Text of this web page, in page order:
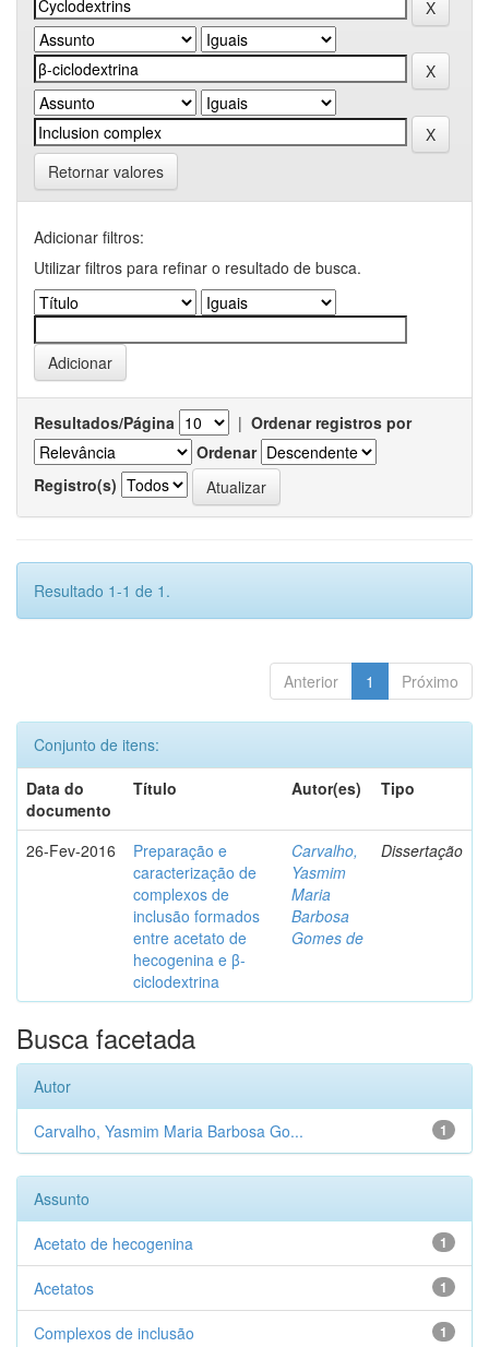
Retornar valores
Adicionar filtros:
Utilizar filtros para refinar o resultado de busca.
Resultados/Página | Ordenar registros por
Ordenar
Registro(s)
Resultado 1-1 de 1.
Anterior 1 Próximo
Conjunto de itens:
Data do
documento
Título Autor(es) Tipo
26-Fev-2016
Preparação e
caracterização de
complexos de
inclusão formados
entre acetato de
hecogenina e β-
ciclodextrina
Carvalho,
Yasmim
Maria
Barbosa
Gomes de
Dissertação
Busca facetada
Autor
1
Carvalho, Yasmim Maria Barbosa Go...
Assunto
1
Acetato de hecogenina
1
Acetatos
1
Complexos de inclusão